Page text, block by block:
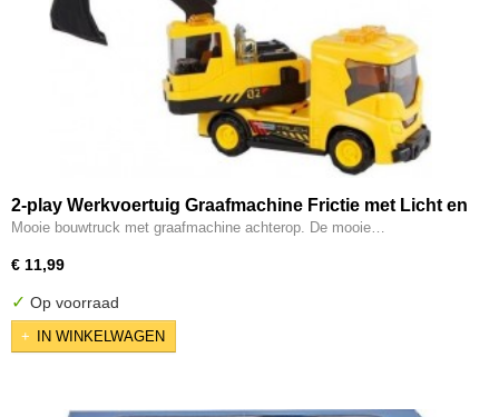
2-play Werkvoertuig Graafmachine Frictie met Licht en
Geluid
Mooie bouwtruck met graafmachine achterop. De mooie…
€ 11,99
✓ Op voorraad
IN WINKELWAGEN